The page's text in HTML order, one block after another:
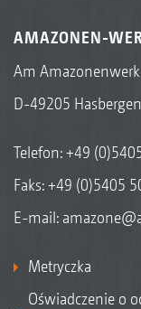
AMAZONEN-
Am
D-49205
Telefon:+49
Faks: +49 (0)5405
E-mail:
Metryczka
Oświadczenie o